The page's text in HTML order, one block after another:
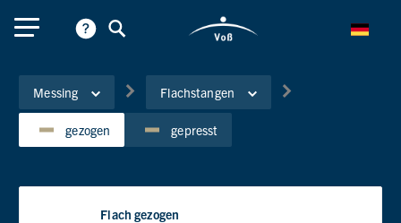
Messing Flachstangen
gezogen gepresst
Flach gezogen